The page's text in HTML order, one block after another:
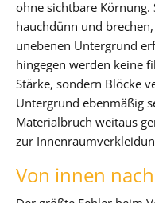
ohne sichtbare
hauchdünn und
unebenen Untergrund
hingegen werden keine
Stärke, sondern Blöcke
Untergrund ebenmäßig
Materialbruch weitaus
zur
Von innen